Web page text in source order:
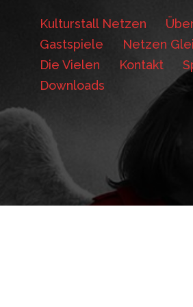
Kulturstall Netzen
Gastspiele
Netzen
Die Vielen
Kontakt
Downloads